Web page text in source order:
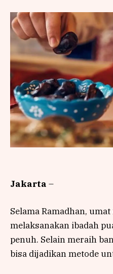
Jakarta –
Selama Ramadhan,
melaksanakan ibadah
penuh. Selain meraih
bisa dijadikan metode